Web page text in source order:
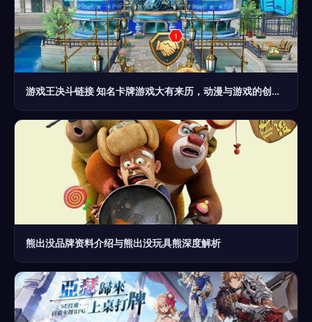
游戏王决斗链接 知名卡牌游戏大有来历，动漫与游戏的创意碰撞
熊出没品牌资料介绍与熊出没玩具熊深度解析